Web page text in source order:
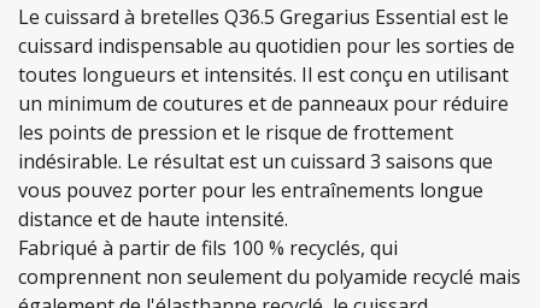
Le cuissard à bretelles Q36.5 Gregarius Essential est le
cuissard indispensable au quotidien pour les sorties de
toutes longueurs et intensités. Il est conçu en utilisant
un minimum de coutures et de panneaux pour réduire
les points de pression et le risque de frottement
indésirable. Le résultat est un cuissard 3 saisons que
vous pouvez porter pour les entraînements longue
distance et de haute intensité.
Fabriqué à partir de fils 100 % recyclés, qui
comprennent non seulement du polyamide recyclé mais